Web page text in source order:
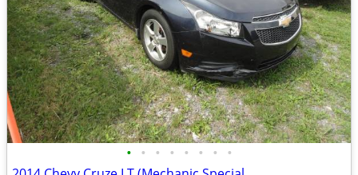
• • • • • • • •